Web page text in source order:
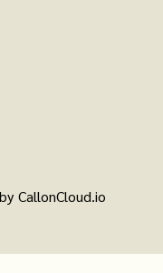
CallonCloud.io